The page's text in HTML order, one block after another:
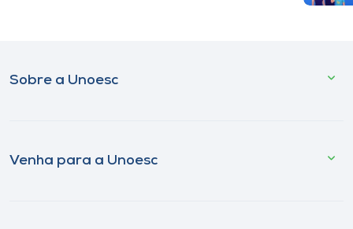
Sobre a Unoesc
Venha para a Unoesc